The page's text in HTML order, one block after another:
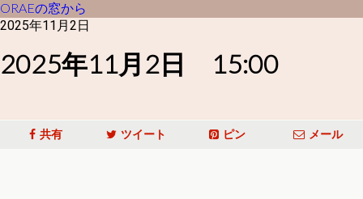
ORAEの窓から
2025年11月2日
2025年11月2日 15:00
共有 ツイート ピン メール